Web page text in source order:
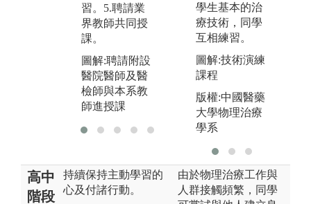
習。5.聘請業
界教師共同授
課。
圖解:聘請附設
醫院醫師及醫
檢師與本系教
師進授課
學生基本的治
療技術，同學
互相練習。
圖解:技術演練
課程
版權:中國醫藥
大學物理治療
學系
高中
階段
持續保持主動學習的
心及付諸行動。
由於物理治療工作與
人群接觸頻繁，同學